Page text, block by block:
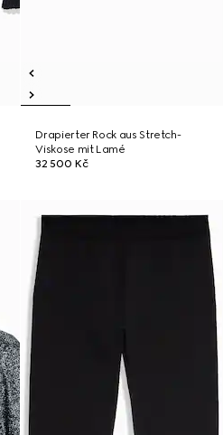
Drapierter Rock aus Stretch-
Viskose mit Lamé
32 500 Kč